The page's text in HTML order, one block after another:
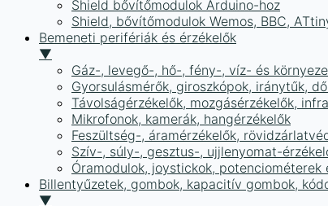
Shield bővítőmodulok Arduino-hoz
Shield, bővítőmodulok Wemos, BBC,
Bemeneti perifériák és érzékelők
▼
Gáz-, levegő-, hő-, fény-, víz- és
Gyorsulásmérők, giroszkópok, iránytűk,
Távolságérzékelők, mozgásérzékelők,
Mikrofonok, kamerák, hangérzékelők
Feszültség-, áramérzékelők,
Szív-, súly-, gesztus-, ujjlenyomat-
Óramodulok, joystickok, potenciométerek
Billentyűzetek, gombok, kapacitív gombok,
▼